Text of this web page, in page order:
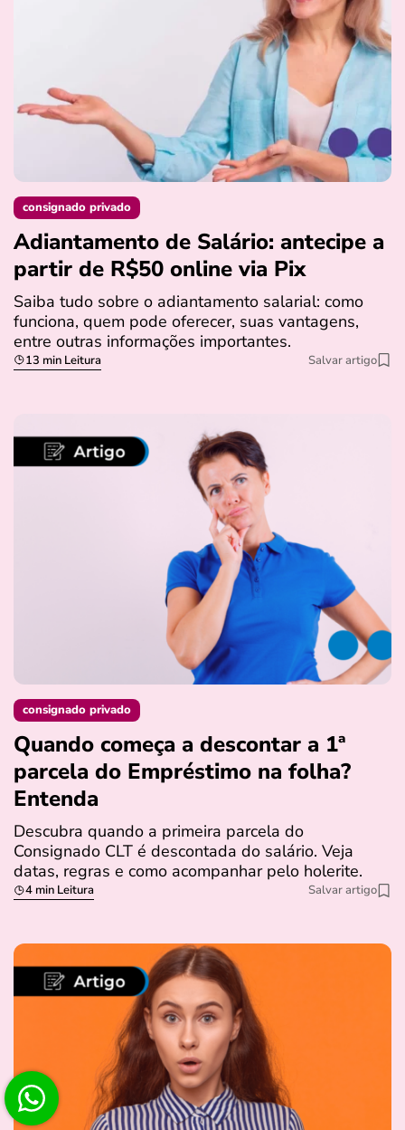
consignado privado
Adiantamento de Salário: antecipe a
partir de R$50 online via Pix
Saiba tudo sobre o adiantamento salarial: como
funciona, quem pode oferecer, suas vantagens,
entre outras informações importantes.
13 min Leitura Salvar artigo
consignado privado
Quando começa a descontar a 1ª
parcela do Empréstimo na folha?
Entenda
Descubra quando a primeira parcela do
Consignado CLT é descontada do salário. Veja
datas, regras e como acompanhar pelo holerite.
4 min Leitura Salvar artigo